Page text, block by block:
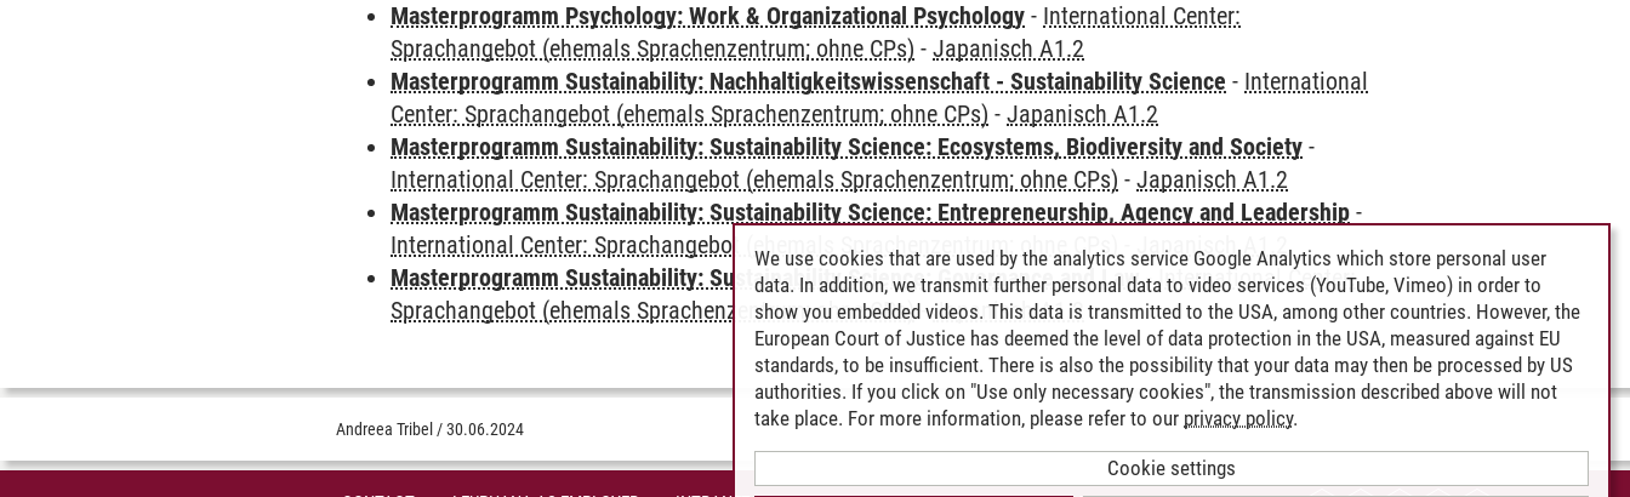
Masterprogramm Psychology: Work & Organizational Psychology - International Center:
Sprachangebot (ehemals Sprachenzentrum; ohne CPs) -Japanisch A1.2
Masterprogramm Sustainability: Nachhaltigkeitswissenschaft - Sustainability Science - International
Center: Sprachangebot (ehemals Sprachenzentrum; ohne CPs) -Japanisch A1.2
Masterprogramm Sustainability: Sustainability Science: Ecosystems, Biodiversity and Society -
International Center: Sprachangebot (ehemals Sprachenzentrum; ohne CPs) -Japanisch A1.2
Masterprogramm Sustainability: Sustainability Science: Entrepreneurship, Agency and Leadership -
International Center: Sprachangebot (ehemals Sprachenzentrum; ohne CPs)
Japanisch A1.2
Masterprogramm Sustainability: Sustainability Science: Governance and Law-International Center:
Sprachangebot (ehemals Sprachenzentrum; ohne CPs)-Japanisch A1.2
Andreea Tribel /30.06.2024
We use cookies that are used by the analytics service Google Analytics which store personal user
data. In addition, we transmit further personal data to video services (YouTube, Vimeo) in order to
show you embedded videos. This data is transmitted to the USA, among other countries. However, the
European Court of Justice has deemed the level of data protection in the USA, measured against EU
standards, to be insufficient. There is also the possibility that your data may then be processed by US
authorities. If you click on "Use only necessary cookies", the transmission described above will not
take place. For more information, please refer to our privacy policy.
Cookie settings